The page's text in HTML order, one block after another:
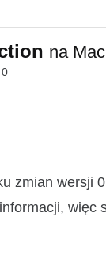
na Mac
0
zmian wersji